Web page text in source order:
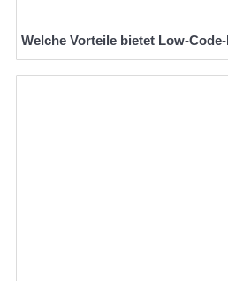
Welche Vorteile bietet Low-